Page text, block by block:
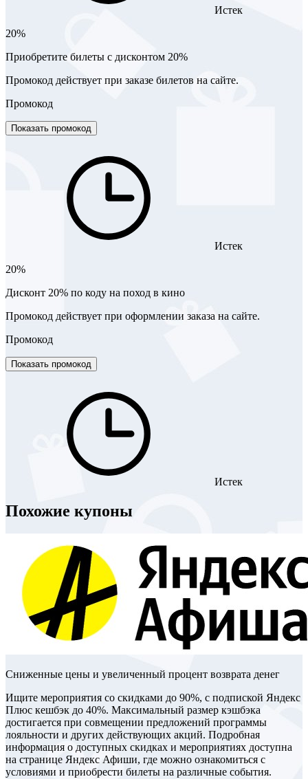
Истек
20%
Приобретите билеты с дисконтом 20%
Промокод действует при заказе билетов на сайте.
Промокод
Показать промокод
Истек
20%
Дисконт 20% по коду на поход в кино
Промокод действует при оформлении заказа на сайте.
Промокод
Показать промокод
Истек
Похожие купоны
Сниженные цены и увеличенный процент возврата денег
Ищите мероприятия со скидками до 90%, с подпиской Яндекс
Плюс кешбэк до 40%. Максимальный размер кэшбэка
достигается при совмещении предложений программы
лояльности и других действующих акций. Подробная
информация о доступных скидках и мероприятиях доступна
на странице Яндекс Афиши, где можно ознакомиться с
условиями и приобрести билеты на различные события.